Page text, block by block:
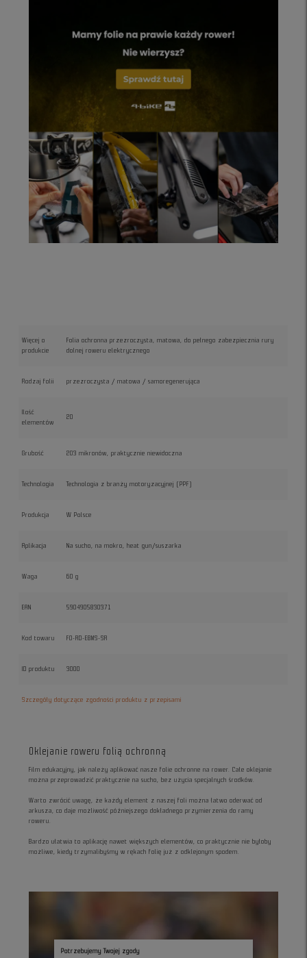
Więcej o
produkcie
Folia ochronna przezroczysta, matowa, do pełnego zabezpiecznia rury
dolnej roweru elektrycznego
Rodzaj folii przezroczysta / matowa / samoregenerująca
Ilość
elementów
20
Grubość 203 mikronów, praktycznie niewidoczna
Technologia Technologia z branży motoryzacyjnej (PPF)
Produkcja W Polsce
Aplikacja Na sucho, na mokro, heat gun/suszarka
Waga 60 g
EAN 5904905830371
Kod towaru FO-RD-EBMS-SR
ID produktu 3000
Szczegóły dotyczące zgodności produktu z przepisami
Potrzebujemy Twojej zgody
Oklejanie roweru folią ochronną
Film edukacyjny, jak należy aplikować nasze folie ochronne na rower. Całe oklejanie
można przeprowadzić praktycznie na sucho, bez użycia specjalnych środków.
Warto zwrócić uwagę, że każdy element z naszej foli można łatwo oderwać od
arkusza, co daje możliwość późniejszego dokładnego przymierzenia do ramy
roweru.
Bardzo ułatwia to aplikację nawet większych elementów, co praktycznie nie byłoby
możliwe, kiedy trzymalibyśmy w rękach folię już z odklejonym spodem.